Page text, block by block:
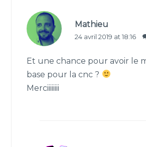
Mathieu
24 avril 2019 at 18:16
Et une chance pour avoir le
base pour la cnc ?
Merciiiiiiii